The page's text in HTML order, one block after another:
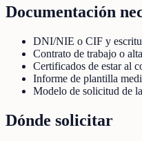
Documentación
DNI/NIE o CIF y
Contrato de trabajo o
Certificados de estar al
Informe de plantilla
Modelo de solicitud de
Dónde solicitar